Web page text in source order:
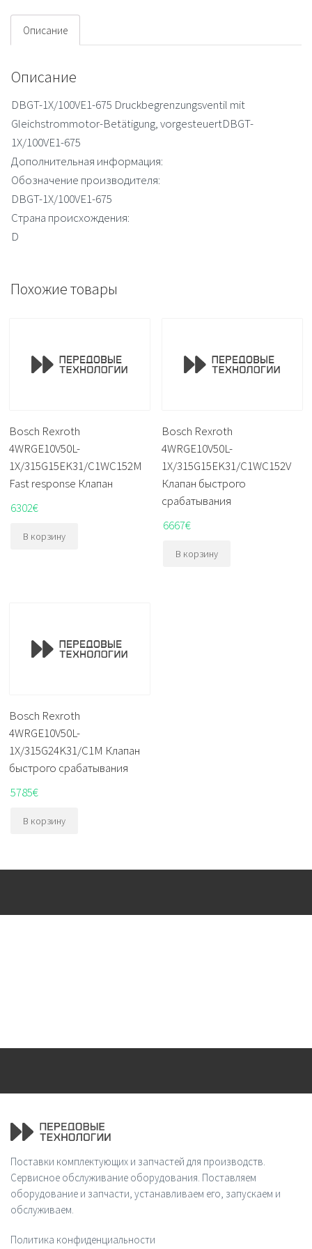
Описание
Описание
DBGT-1X/100VE1-675 Druckbegrenzungsventil mit
Gleichstrommotor-Betätigung, vorgesteuertDBGT-
1X/100VE1-675
Дополнительная информация:
Обозначение производителя:
DBGT-1X/100VE1-675
Страна происхождения:
D
Похожие товары
Bosch Rexroth
4WRGE10V50L-
1X/315G15EK31/C1WC152M
Fast response Клапан
6302€
В корзину
Bosch Rexroth
4WRGE10V50L-
1X/315G15EK31/C1WC152V
Клапан быстрого
срабатывания
6667€
В корзину
Bosch Rexroth
4WRGE10V50L-
1X/315G24K31/C1M Клапан
быстрого срабатывания
5785€
В корзину
Поставки комплектующих и запчастей для производств.
Сервисное обслуживание оборудования. Поставляем
оборудование и запчасти, устанавливаем его, запускаем и
обслуживаем.
Политика конфиденциальности